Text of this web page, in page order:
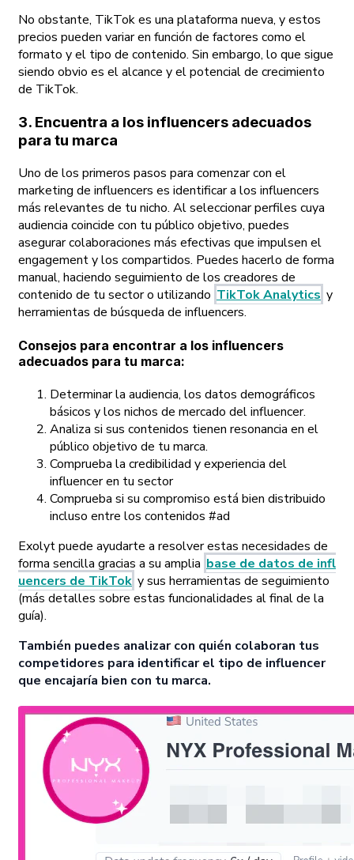
No obstante, TikTok es una plataforma nueva, y estos
precios pueden variar en función de factores como el
formato y el tipo de contenido. Sin embargo, lo que sigue
siendo obvio es el alcance y el potencial de crecimiento
de TikTok.
3. Encuentra a los influencers adecuados
para tu marca
Uno de los primeros pasos para comenzar con el
marketing de influencers es identificar a los influencers
más relevantes de tu nicho. Al seleccionar perfiles cuya
audiencia coincide con tu público objetivo, puedes
asegurar colaboraciones más efectivas que impulsen el
engagement y los compartidos. Puedes hacerlo de forma
manual, haciendo seguimiento de los creadores de
contenido de tu sector o utilizando TikTok Analytics y
herramientas de búsqueda de influencers.
Consejos para encontrar a los influencers
adecuados para tu marca:
Determinar la audiencia, los datos demográficos
básicos y los nichos de mercado del influencer.
Analiza si sus contenidos tienen resonancia en el
público objetivo de tu marca.
Comprueba la credibilidad y experiencia del
influencer en tu sector
Comprueba si su compromiso está bien distribuido
incluso entre los contenidos #ad
Exolyt puede ayudarte a resolver estas necesidades de
forma sencilla gracias a su amplia base de datos de infl
uencers de TikTok y sus herramientas de seguimiento
(más detalles sobre estas funcionalidades al final de la
guía).
También puedes analizar con quién colaboran tus
competidores para identificar el tipo de influencer
que encajaría bien con tu marca.